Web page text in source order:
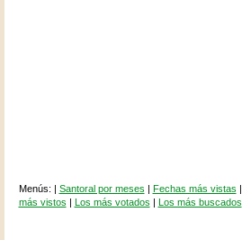
Menús: | Santoral por meses | Fechas más vistas |
más vistos | Los más votados | Los más buscados